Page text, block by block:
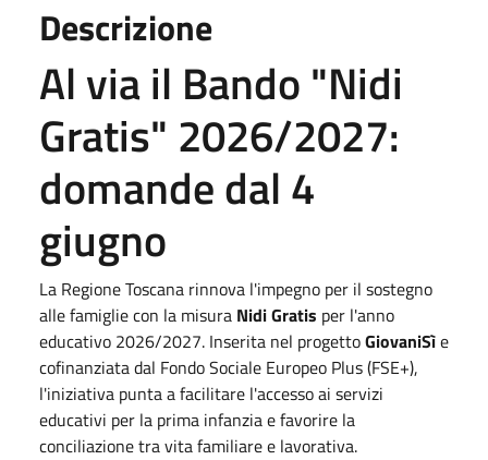
Descrizione
Al via il Bando "Nidi
Gratis" 2026/2027:
domande dal 4
giugno
La Regione Toscana rinnova l'impegno per il sostegno
alle famiglie con la misura Nidi Gratis per l'anno
educativo 2026/2027. Inserita nel progettoGiovaniSìe
cofinanziata dal Fondo Sociale Europeo Plus (FSE+),
l'iniziativa punta a facilitare l'accesso ai servizi
educativi per la prima infanzia e favorire la
conciliazione tra vita familiare e lavorativa.